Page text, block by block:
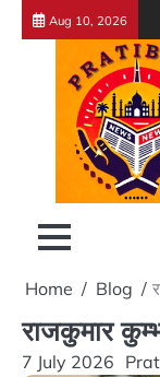
Skip
Aug 10, 2026
Home Blog
राजकुमार
7 July 2026